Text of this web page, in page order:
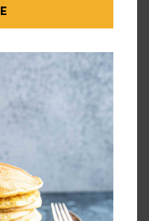
pas publiée. Les
avec